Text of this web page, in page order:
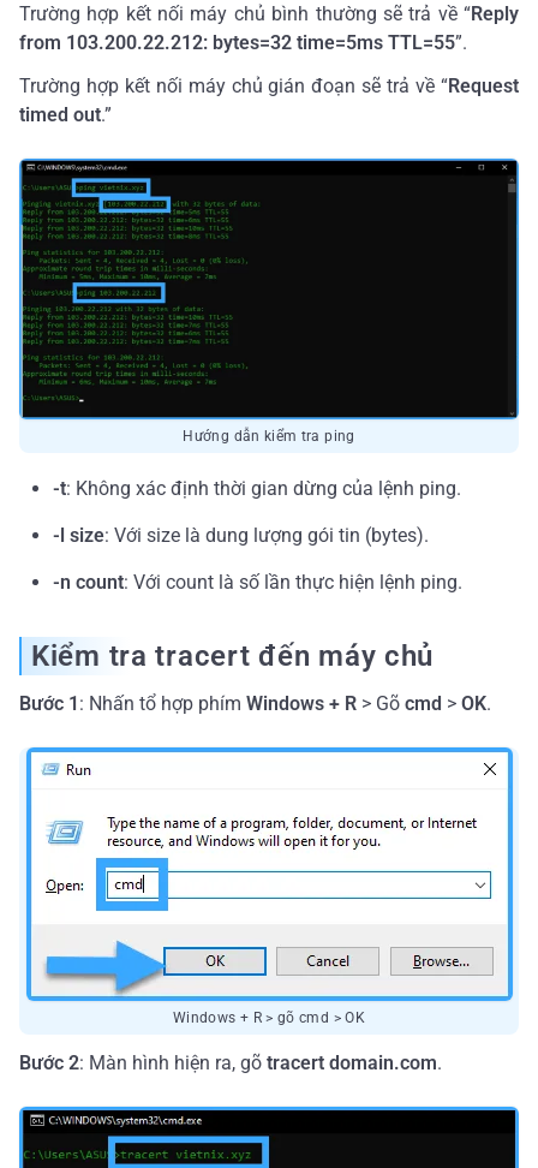
Trường hợp kết nối máy chủ bình thường sẽ trả về “Reply
from 103.200.22.212: bytes=32 time=5ms TTL=55”.
Trường hợp kết nối máy chủ gián đoạn sẽ trả về “Request
timed out.”
Hướng dẫn kiểm tra ping
-t: Không xác định thời gian dừng của lệnh ping.
-l size: Với size là dung lượng gói tin (bytes).
-n count: Với count là số lần thực hiện lệnh ping.
Kiểm tra tracert đến máy chủ
Bước 1 : Nhấn tổ hợp phím Windows + R > Gõ cmd > OK.
Windows + R > gõ cmd > OK
Bước 2: Màn hình hiện ra, gõ tracert domain.com.